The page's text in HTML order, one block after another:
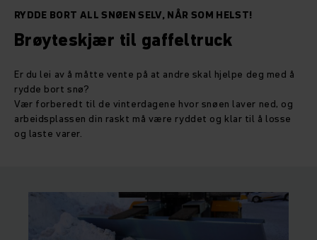
RYDDE BORT ALL SNØEN SELV, NÅR SOM HELST!
Brøyteskjær til gaffeltruck
Er du lei av å måtte vente på at andre skal hjelpe deg med å
rydde bort snø?
Vær forberedt til de vinterdagene hvor snøen laver ned, og
arbeidsplassen din raskt må være ryddet og klar til å losse
og laste varer.